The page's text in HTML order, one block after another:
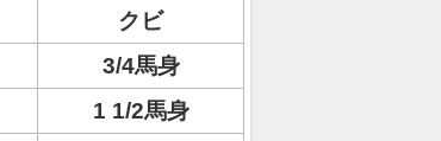
クビ
3/4馬身
1 1/2馬身